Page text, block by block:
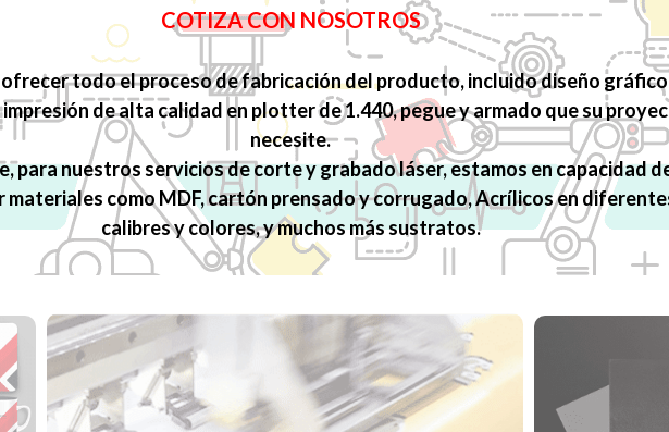
COTIZA CON NOSOTROS
todo el proceso de fabricación del producto, incluido diseño gráfico
de alta calidad en plotter de 1.440, pegue y armado que su
necesite.
para nuestros servicios de corte y grabado láser, estamos en capacidad
materiales como MDF, cartón prensado y corrugado, Acrílicos en
calibres y colores, y muchos más sustratos.
IMPRESIÓN GRAN FORMATO
Diseñamos e imprimimos todo tipo de pendones
publicitarios y banners de alto impacto. Usamos materiales